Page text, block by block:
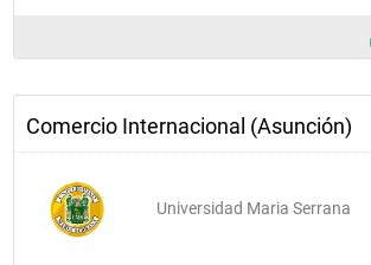
Comercio Internacional (Asunción)
Universidad Maria Serrana